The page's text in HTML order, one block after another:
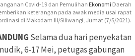
Covid-19 dan Pemulihan Ekonomi Daerah
keterangan pada awak media usai rapat
di Makodam III/Siliwangi, Jumat (7/5/2021).
Selama dua hari penyekatan
6-17 Mei, petugas gabungan